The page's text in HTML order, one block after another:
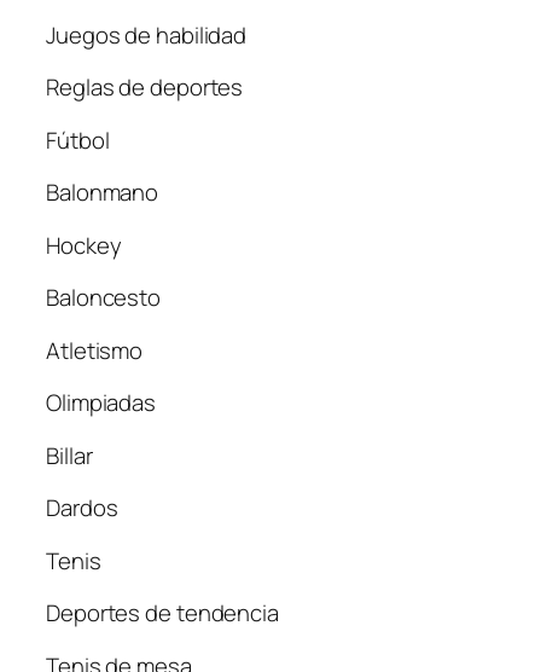
Juegos de habilidad
Reglas de deportes
Fútbol
Balonmano
Hockey
Baloncesto
Atletismo
Olimpiadas
Billar
Dardos
Tenis
Deportes de tendencia